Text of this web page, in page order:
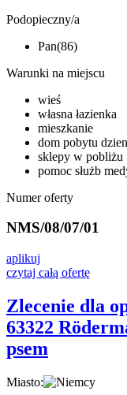
Podopieczny/a
Pan(86)
Warunki na miejscu
wieś
własna łazienka
mieszkanie
dom pobytu
sklepy w pobliżu
pomoc służb
Numer oferty
NMS/08/07/01
aplikuj
czytaj całą ofertę
Zlecenie dla
63322
psem
Miasto: